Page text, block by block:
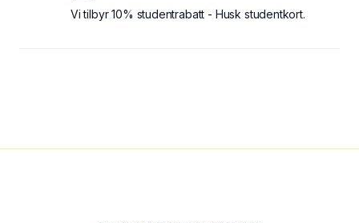
Vi tilbyr 10% studentrabatt - Husk studentkort.